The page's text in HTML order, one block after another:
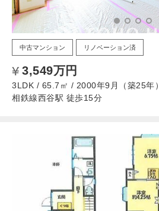
中古マンション リノベーション済
3,549万円
3LDK / 65.7㎡ / 2000年9月（築25年）
相鉄線西谷駅 徒歩15分